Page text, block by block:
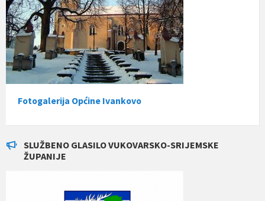
Fotogalerija Općine Ivankovo
SLUŽBENO GLASILO VUKOVARSKO-SRIJEMSKE
ŽUPANIJE